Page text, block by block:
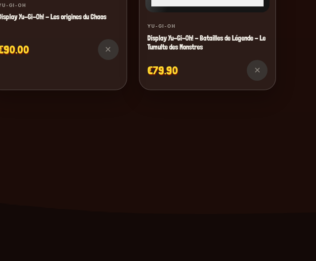
GI-OH
Yu-Gi-Oh! - Les origines du Chaos
×
YU-GI-OH
Display Yu-Gi-Oh! - Batailles de Légende - Le
Tumulte des Monstres
€79.90 ×